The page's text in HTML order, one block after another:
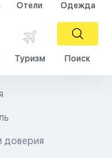
Отели Одежда
Туризм Поиск
доверия